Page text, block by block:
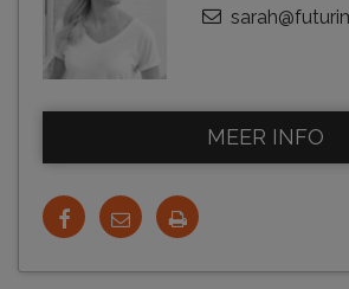
MEER INFO